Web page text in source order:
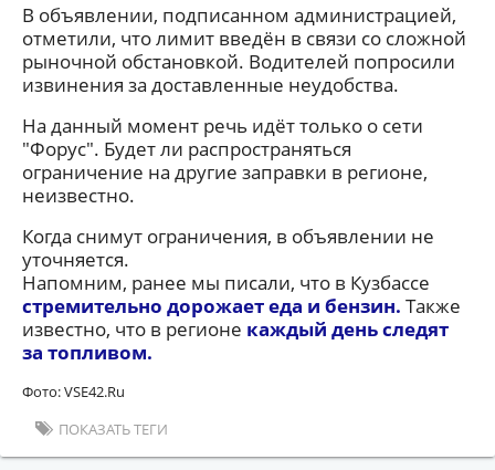
В объявлении, подписанном администрацией,
отметили, что лимит введён в связи со сложной
рыночной обстановкой. Водителей попросили
извинения за доставленные неудобства.
На данный момент речь идёт только о сети
"Форус". Будет ли распространяться
ограничение на другие заправки в регионе,
неизвестно.
Когда снимут ограничения, в объявлении не
уточняется.
Напомним, ранее мы писали, что в Кузбассе
стремительно дорожает еда и бензин. Также
известно, что в регионе каждый день следят
за топливом.
Фото: VSE42.Ru
ПОКАЗАТЬ ТЕГИ